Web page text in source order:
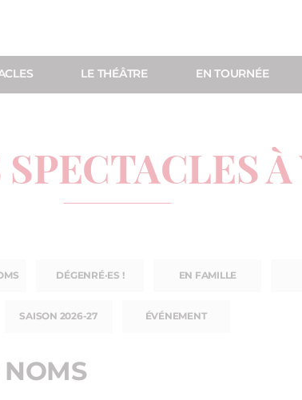
LE THÉÂTRE EN TOURNÉE
DÉGENRÉ·ES ! EN FAMILLE
SAISON 2026-27 ÉVÉNEMENT